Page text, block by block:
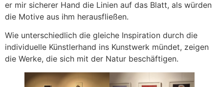
er mir sicherer Hand die Linien auf das Blatt, als würden
die Motive aus ihm herausfließen.
Wie unterschiedlich die gleiche Inspiration durch die
individuelle Künstlerhand ins Kunstwerk mündet, zeigen
die Werke, die sich mit der Natur beschäftigen.